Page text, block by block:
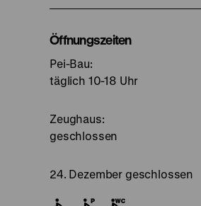
Öffnungszeiten
Pei-Bau:
täglich 10-18 Uhr
Zeughaus:
geschlossen
24. Dezember geschlossen